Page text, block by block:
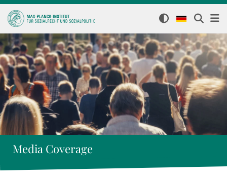
Media Coverage